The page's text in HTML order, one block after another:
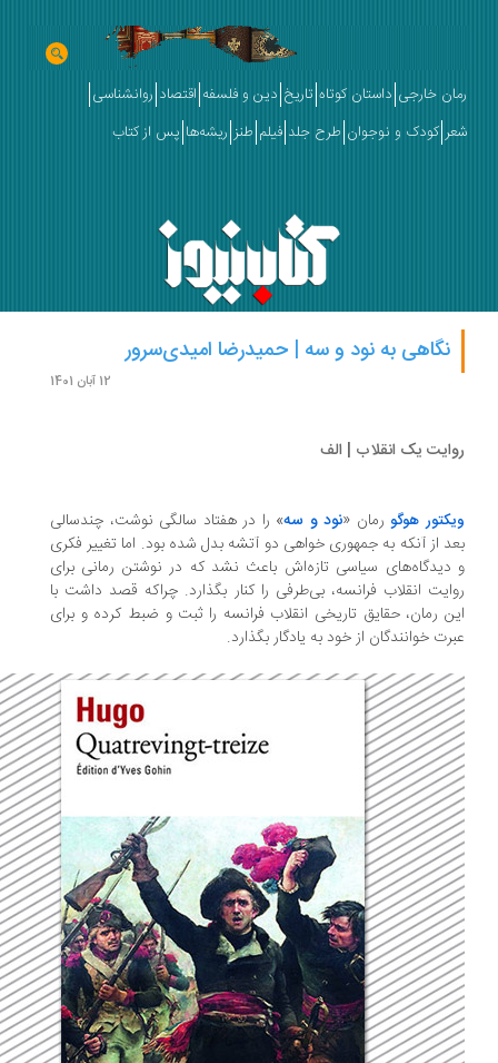
خارجی داستان کوتاه تاریخ دین و فلسفه اقتصاد روانشناسی
کودک و نوجوان طرح جلد فیلم طنز ریشه‌ها پس از کتاب
نگاهی به نود و سه | حمیدرضا امیدی‌سرور
یک انقلاب | الف
هوگورمان « نود و سه» را در هفتاد سالگی نوشت، چندسالی
از آنکه به جمهوری خواهی دو آتشه بدل شده بود. اما تغییر فکری
سیاسی تازه‌اش باعث نشد که در نوشتن رمانی برای
انقلاب فرانسه، بی‌‌طرفی را کنار بگذارد. چراکه قصد داشت با
رمان، حقایق تاریخی انقلاب فرانسه را ثبت و ضبط کرده و برای
خوانندگان از خود به یادگار بگذارد.